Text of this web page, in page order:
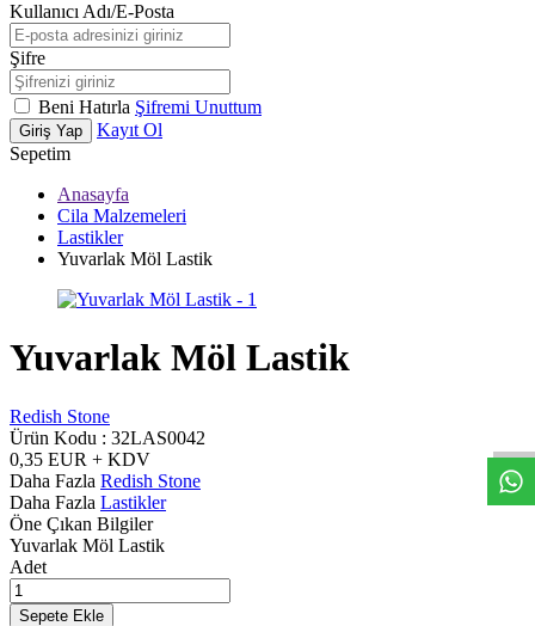
Kullanıcı Adı/E-Posta
Şifre
Beni Hatırla Şifremi Unuttum
Giriş Yap
Kayıt Ol
Sepetim
Anasayfa
Cila Malzemeleri
Lastikler
Yuvarlak Möl Lastik
Yuvarlak Möl Lastik
Redish Stone
Ürün Kodu : 32LAS0042
0,35 EUR + KDV
Daha Fazla Redish Stone
Daha Fazla Lastikler
Öne Çıkan Bilgiler
Yuvarlak Möl Lastik
Adet
Sepete Ekle